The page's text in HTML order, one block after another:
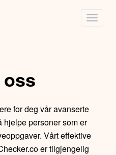
for deg vår avanserte
personer som er
Vårt effektive
er tilgjengelig